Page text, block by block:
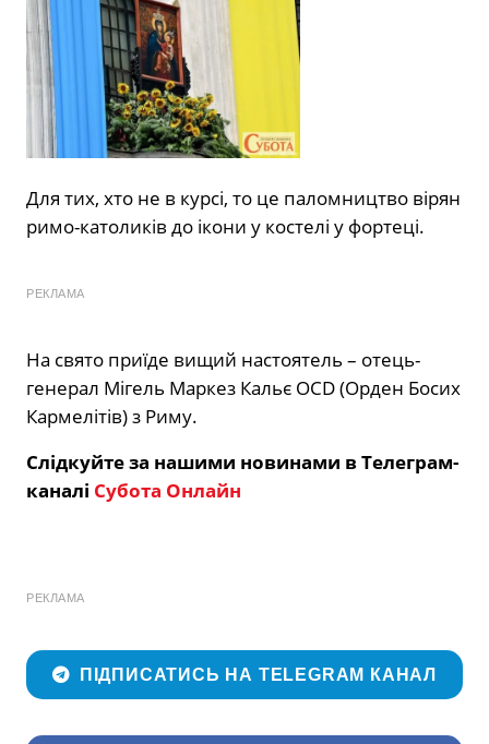
Для тих, хто не в курсі, то це паломництво вірян
римо-католиків до ікони у костелі у фортеці.
РЕКЛАМА
На свято приїде вищий настоятель – отець-
генерал Мігель Маркез Кальє OCD (Орден Босих
Кармелітів) з Риму.
Слідкуйте за нашими новинами в Телеграм-
каналі Субота Онлайн
РЕКЛАМА
ПІДПИСАТИСЬ НА TELEGRAM КАНАЛ